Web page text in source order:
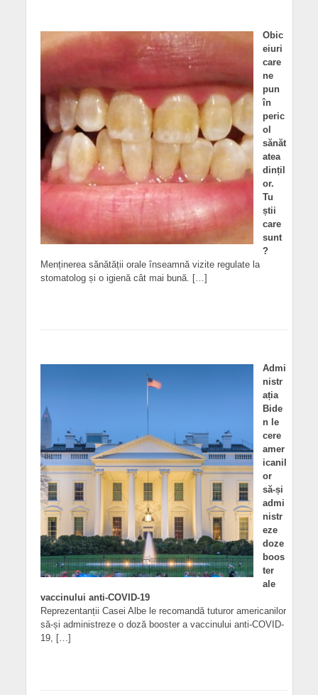
Obic
eiuri
care
ne
pun
în
peric
ol
sănăt
atea
dințil
or.
Tu
știi
care
sunt
?
Menținerea sănătății orale înseamnă vizite regulate la
stomatolog și o igienă cât mai bună. […]
Admi
nistr
ația
Bide
n le
cere
amer
icanil
or
să-și
admi
nistr
eze
doze
boos
ter
ale
vaccinului anti-COVID-19
Reprezentanții Casei Albe le recomandă tuturor americanilor
să-și administreze o doză booster a vaccinului anti-COVID-
19, […]